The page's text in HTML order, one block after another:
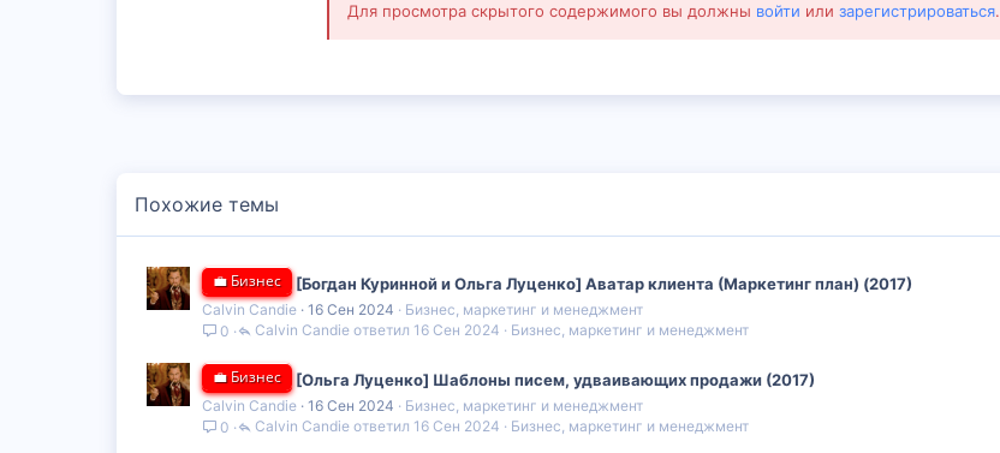
Для просмотра скрытого содержимого вы должны войти или зарегистрироваться.
Похожие темы
💼 Бизнес [Богдан Куринной и Ольга Луценко] Аватар клиента (Маркетинг план) (2017)
Calvin Candie 16 Сен 2024
Бизнес, маркетинг и менеджмент
0
Бизнес, маркетинг и менеджмент
16 Сен 2024
Calvin Candie
💼 Бизнес [Ольга Луценко] Шаблоны писем, удваивающих продажи (2017)
Calvin Candie 16 Сен 2024
Бизнес, маркетинг и менеджмент
0
Бизнес, маркетинг и менеджмент
16 Сен 2024
Calvin Candie